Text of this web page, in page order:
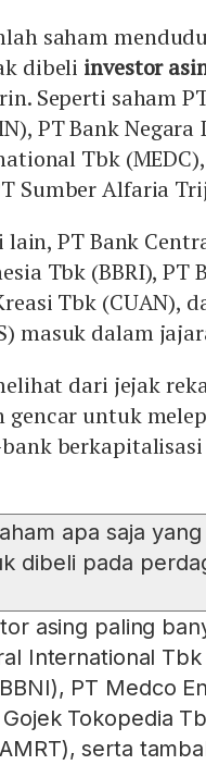
saham
dibeli investor
Seperti saham
PT Bank
Tbk
Sumber Alfaria
lain, PT Bank
Tbk (BBRI), PT
Tbk (CUAN),
masuk dalam
dari jejak
gencar untuk
apa saja
dibeli pada
asing paling
International
PT Medco
Gojek Tokopedia
serta